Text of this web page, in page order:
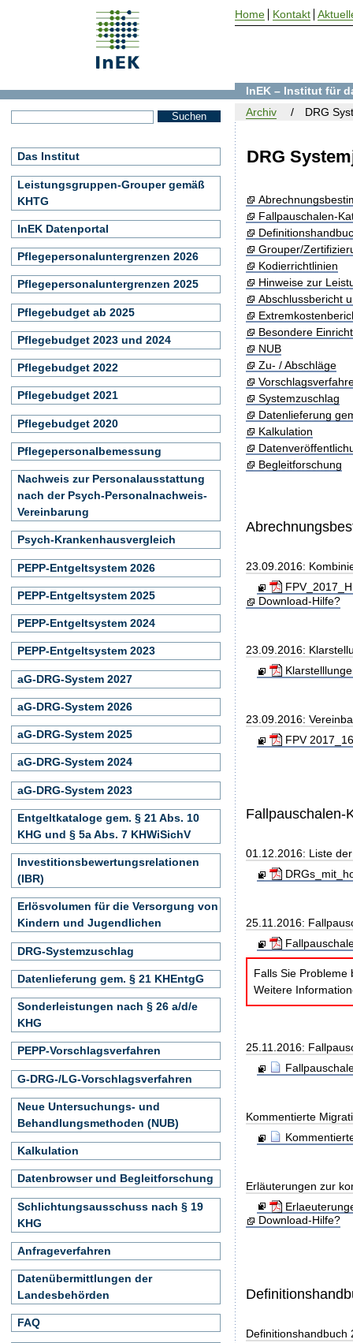
DRG
Fallpauschalen-
Grouper/
Kodierrichtlinien
Hinweise zur
Abschlussbericht
Besondere
NUB
Zu- / Abschläge
Systemzuschlag
Datenlieferung
Kalkulation
Begleitforschung
23.09.2016:
Download-Hilfe?
23.09.2016:
23.09.2016:
FPV
Fallpauschalen-
01.12.2016: Liste
25.11.2016:
Falls Sie Probleme
Weitere
25.11.2016:
Kommentierte
Erläuterungen zur
Download-Hilfe?
Definitionshandbuch
InEK – Institut für
Archiv
DRG
Das Institut
Leistungsgruppen-Grouper gemäß
KHTG
InEK Datenportal
Pflegepersonaluntergrenzen 2026
Pflegepersonaluntergrenzen 2025
Pflegebudget ab 2025
Pflegebudget 2023 und 2024
Pflegebudget 2022
Pflegebudget 2021
Pflegebudget 2020
Pflegepersonalbemessung
Nachweis zur Personalausstattung
nach der Psych-Personalnachweis-
Vereinbarung
Psych-Krankenhausvergleich
PEPP-Entgeltsystem 2026
PEPP-Entgeltsystem 2025
PEPP-Entgeltsystem 2024
PEPP-Entgeltsystem 2023
aG-DRG-System 2027
aG-DRG-System 2026
aG-DRG-System 2025
aG-DRG-System 2024
aG-DRG-System 2023
Entgeltkataloge gem. § 21 Abs. 10
KHG und § 5a Abs. 7 KHWiSichV
Investitionsbewertungsrelationen
(IBR)
Erlösvolumen für die Versorgung von
Kindern und Jugendlichen
DRG-Systemzuschlag
Datenlieferung gem. § 21 KHEntgG
Sonderleistungen nach § 26 a/d/e
KHG
PEPP-Vorschlagsverfahren
G-DRG-/LG-Vorschlagsverfahren
Neue Untersuchungs- und
Behandlungsmethoden (NUB)
Kalkulation
Datenbrowser und Begleitforschung
Schlichtungsausschuss nach § 19
KHG
Anfrageverfahren
Datenübermittlungen der
Landesbehörden
FAQ
Home Kontakt